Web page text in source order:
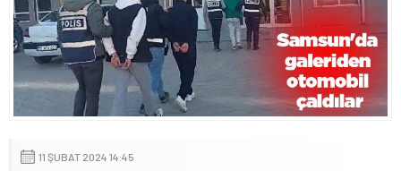
11 ŞUBAT 2024 14:45